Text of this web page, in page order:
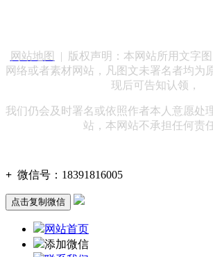
网站地图
| 版权声明：本网站所用文字
网络或者素材网站，凡图文未署名者均为
现后可告知认领，
我们仍会及时署名或依照作者本人意愿处
站，本网站不承担任何责
+ 微信号： 18391816005
点击复制微信
网站首页
添加微信